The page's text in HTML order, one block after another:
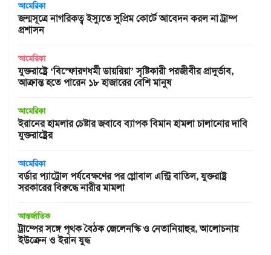
আমেরিকা
জন্মসূত্রে নাগরিকত্ব ইস্যুতে সুপ্রিম কোর্টে আবেদন করল না ট্রাম্প
প্রশাসন
আমেরিকা
যুক্তরাষ্ট্রে ‘বিস্ফোরণধর্মী ডায়রিয়া’ সৃষ্টিকারী পরজীবীর প্রাদুর্ভাব,
আক্রান্ত হতে পারেন ১৮ হাজারের বেশি মানুষ
আমেরিকা
ইরানের হামলার চেষ্টার জবাবে ব্যাপক বিমান হামলা চালানোর দাবি
যুক্তরাষ্ট্রের
আমেরিকা
বর্ডার প্যাট্রোল পর্যবেক্ষণের পর গ্লোবাল এন্ট্রি বাতিল, যুক্তরাষ্ট্র
সরকারের বিরুদ্ধে নারীর মামলা
আন্তর্জাতিক
ট্রাম্পের সঙ্গে পৃথক বৈঠক জেলেনস্কি ও নেতানিয়াহুর, আলোচনায়
ইউক্রেন ও ইরান যুদ্ধ